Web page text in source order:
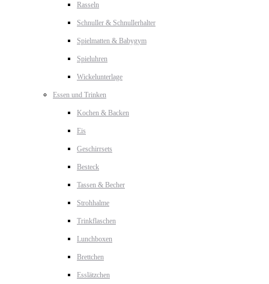
Rasseln
Schnuller & Schnullerhalter
Spielmatten & Babygym
Spieluhren
Wickelunterlage
Essen und Trinken
Kochen & Backen
Eis
Geschirrsets
Besteck
Tassen & Becher
Strohhalme
Trinkflaschen
Lunchboxen
Brettchen
Esslätzchen